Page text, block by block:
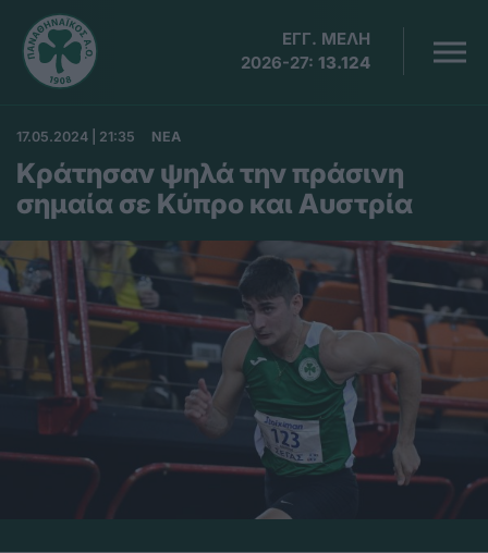
ΕΓΓ. ΜΕΛΗ
2026-27: 13.124
17.05.2024 | 21:35 ΝΕΑ
Κράτησαν ψηλά την πράσινη
σημαία σε Κύπρο και Αυστρία